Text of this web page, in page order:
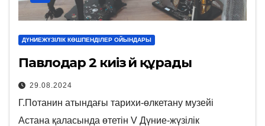
ДҮНИЕЖҮЗІЛІК КӨШПЕНДІЛЕР ОЙЫНДАРЫ
Павлодар 2 киіз үй құрады
29.08.2024
Г.Потанин атындағы тарихи-өлкетану музейі
Астана қаласында өтетін V Дүние-жүзілік